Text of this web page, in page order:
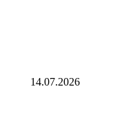
14.07.2026